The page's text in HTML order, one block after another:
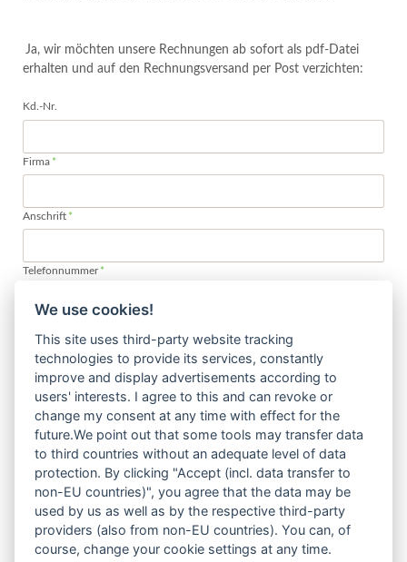
Ja, wir möchten unsere Rechnungen ab sofort als pdf-Datei
erhalten und auf den Rechnungsversand per Post verzichten:
Kd.-Nr.
Pflichtfeld
Firma *
Pflichtfeld
Anschrift *
Pflichtfeld
Telefonnummer *
Pflichtfeld
E-Mail-Adresse für Rg.: *
Bitte beachten Sie, dass auch bei der elektronischen Rechnung die
gesetzlichen Aufbewahrungsfristen gelten!
Bei Rückfragen stehen wir Ihnen gerne zur Verfügung unter 02573/9584 0.
We use cookies!
This site uses third-party website tracking
technologies to provide its services, constantly
improve and display advertisements according to
users' interests. I agree to this and can revoke or
change my consent at any time with effect for the
future.We point out that some tools may transfer data
to third countries without an adequate level of data
protection. By clicking "Accept (incl. data transfer to
non-EU countries)", you agree that the data may be
used by us as well as by the respective third-party
providers (also from non-EU countries). You can, of
course, change your cookie settings at any time.